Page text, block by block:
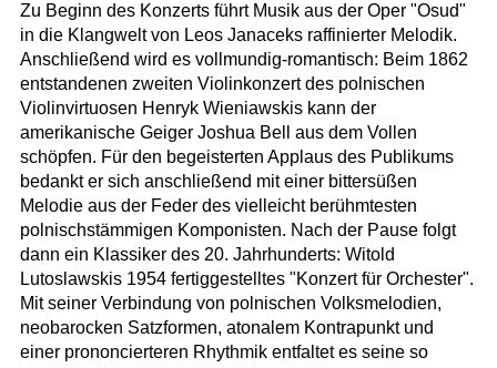
Zu Beginn des Konzerts führt Musik aus der Oper "Osud"
in die Klangwelt von Leos Janaceks raffinierter Melodik.
Anschließend wird es vollmundig-romantisch: Beim 1862
entstandenen zweiten Violinkonzert des polnischen
Violinvirtuosen Henryk Wieniawskis kann der
amerikanische Geiger Joshua Bell aus dem Vollen
schöpfen. Für den begeisterten Applaus des Publikums
bedankt er sich anschließend mit einer bittersüßen
Melodie aus der Feder des vielleicht berühmtesten
polnischstämmigen Komponisten. Nach der Pause folgt
dann ein Klassiker des 20. Jahrhunderts: Witold
Lutoslawskis 1954 fertiggestelltes "Konzert für Orchester".
Mit seiner Verbindung von polnischen Volksmelodien,
neobarocken Satzformen, atonalem Kontrapunkt und
einer prononcierteren Rhythmik entfaltet es seine so